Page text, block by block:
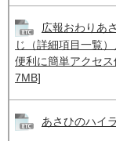
広報おわりあ
じ（詳細項目一覧
便利に簡単アクセ
7MB]
あさひのハイ